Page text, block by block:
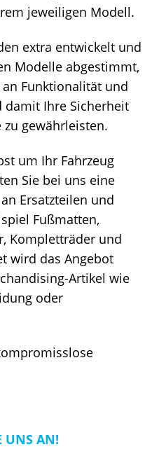
jeweiligen Modell.
extra entwickelt und
Modelle abgestimmt,
Funktionalität und
Ihre Sicherheit
gewährleisten.
um Ihr Fahrzeug
Sie bei uns eine
Ersatzteilen und
Fußmatten,
Kompletträder und
wird das Angebot
Artikel wie
oder
UNS AN!